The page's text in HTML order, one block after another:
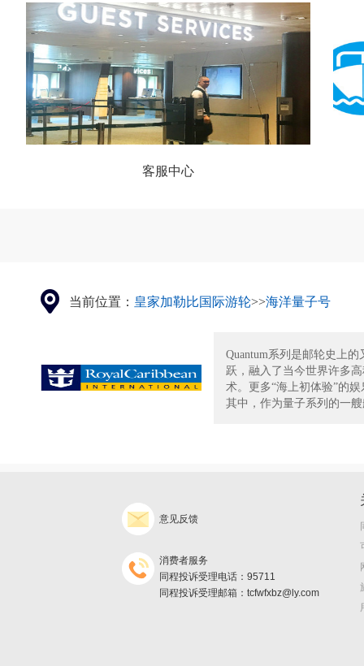
客服中心
当前位置： 皇家加勒比国际游轮>>海洋量子号
Quantum系列是邮轮史上的
跃，融入了当今世界许多
术。更多“海上初体验”的
其中，作为量子系列的一
意见反馈
消费者服务
同程投诉受理电话：95711
同程投诉受理邮箱：tcfwfxbz@ly.com